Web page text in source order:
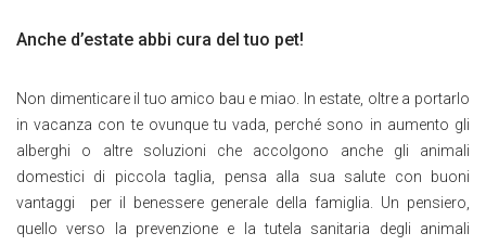
Anche d’estate abbi cura del tuo pet!
Non dimenticare il tuo amico bau e miao. In estate, oltre a portarlo
in vacanza con te ovunque tu vada, perché sono in aumento gli
alberghi o altre soluzioni che accolgono anche gli animali
domestici di piccola taglia, pensa alla sua salute con buoni
vantaggi per il benessere generale della famiglia. Un pensiero,
quello verso la prevenzione e la tutela sanitaria degli animali